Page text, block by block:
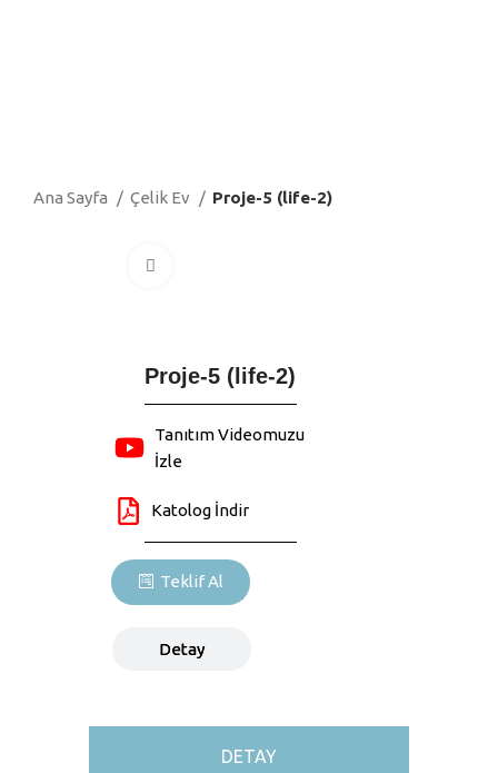
Ana Sayfa Çelik Ev Proje-5 (life-2)
Proje-5 (life-2)
Tanıtım Videomuzu
İzle
Katolog İndir
Teklif Al
Detay
DETAY